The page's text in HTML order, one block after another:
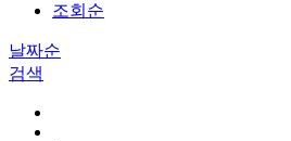
조회순
날짜순
검색